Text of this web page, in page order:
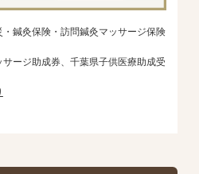
鍼灸保険・訪問鍼灸マッサージ保険
ージ助成券、千葉県子供医療助成受